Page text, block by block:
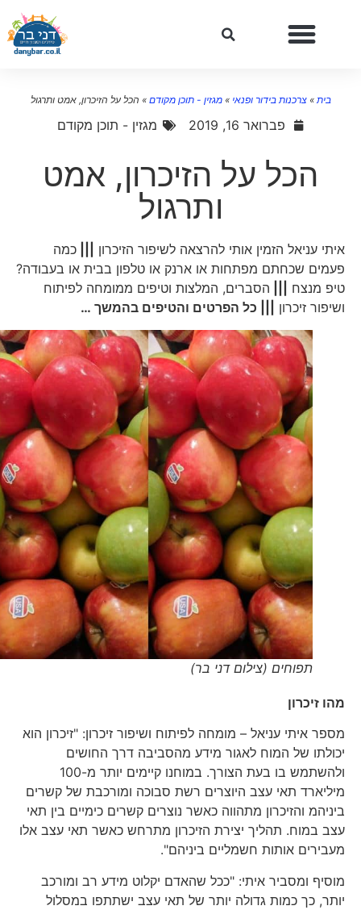
»צרכנות בידור ופנאי»מגזין - תוכן מקודם»הכל על הזיכרון, אמט ותרגול
פברואר 16, 2019 מגזין - תוכן מקודם
הכל על הזיכרון, אמט
ותרגול
איתי עניאל הזמין אותי להרצאה לשיפור הזיכרון|||
כמה
פעמים שכחתם מפתחות או ארנק או טלפון בבית או בעבודה?
טיפ מנצח|||
הסברים, המלצות וטיפים ממומחה לפיתוח
ושיפור זיכרון||| כל הפרטים והטיפים בהמשך …
תפוחים (צילום דני בר)
מהו זיכרון
מספר איתי עניאל – מומחה לפיתוח ושיפור זיכרון: "זיכרון הוא
יכולתו של המוח לאגור מידע מהסביבה דרך החושים
ולהשתמש בו בעת הצורך. במוחנו קיימים יותר מ-100
מיליארד תאי עצב היוצרים רשת סבוכה ומורכבת של קשרים
ביניהמ והזיכרון מתהווה כאשר נוצרים קשרים כימיים בין תאי
עצב במוח. תהליך יצירת הזיכרון מתרחש כאשר תאי עצב אלו
מעבירים אותות חשמליים ביניהם".
מוסיף ומסביר איתי: "ככל שהאדם יקלוט מידע רב ומורכב
יותר, כך כמות גדולה יותר של תאי עצב ישתתפו במסלול